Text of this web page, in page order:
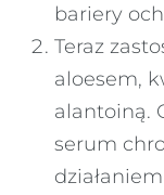
bariery
Teraz
aloesem,
alantoiną.
serum